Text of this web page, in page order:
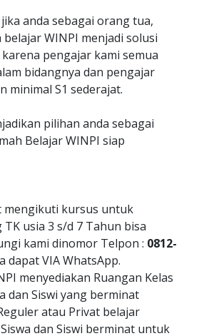
anda sebagai orang tua,
WINPI menjadi solusi
pengajar kami semua
bidangnya dan pengajar
minimal S1 sederajat.
pilihan anda sebagai
Belajar WINPI siap
mengikuti kursus untuk
usia 3 s/d 7 Tahun bisa
kami dinomor Telpon : 0812-
dapat VIA WhatsApp.
menyediakan Ruangan Kelas
dan Siswi yang berminat
atau Privat belajar
dan Siswi berminat untuk